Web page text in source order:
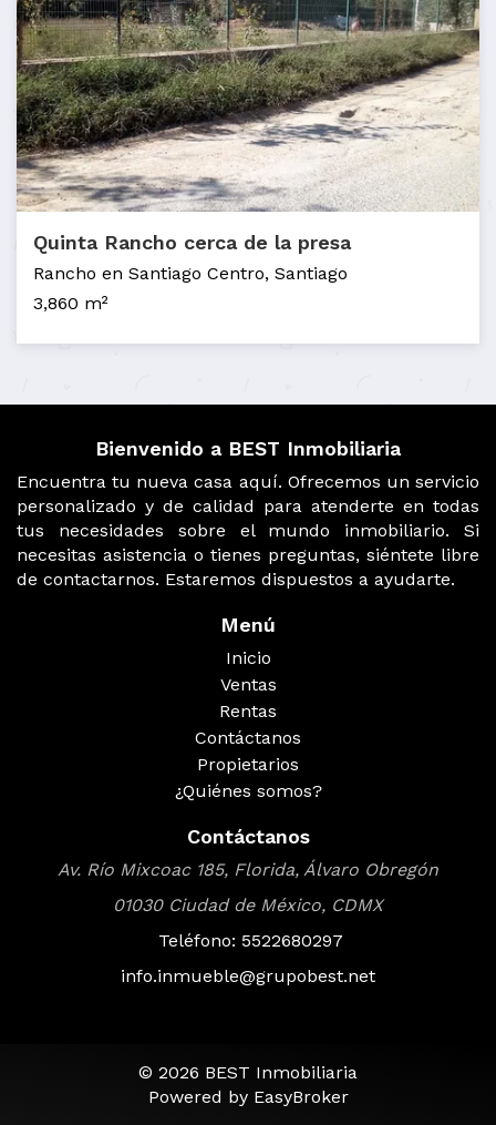
Quinta Rancho cerca de la presa
Rancho en Santiago Centro, Santiago
3,860 m²
Bienvenido a BEST Inmobiliaria
Encuentra tu nueva casa aquí. Ofrecemos un servicio
personalizado y de calidad para atenderte en todas
tus necesidades sobre el mundo inmobiliario. Si
necesitas asistencia o tienes preguntas, siéntete libre
de contactarnos. Estaremos dispuestos a ayudarte.
Menú
Inicio
Ventas
Rentas
Contáctanos
Propietarios
¿Quiénes somos?
Contáctanos
Av. Río Mixcoac 185, Florida, Álvaro Obregón
01030 Ciudad de México, CDMX
Teléfono: 5522680297
info.inmueble@grupobest.net
© 2026 BEST Inmobiliaria
Powered by EasyBroker